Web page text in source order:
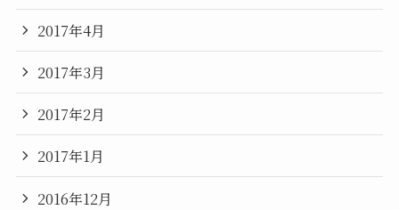
2017年4月
2017年3月
2017年2月
2017年1月
2016年12月